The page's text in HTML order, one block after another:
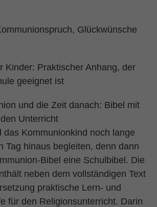
Glückwünsche
Kinder: Praktischer Anhang, der
geeignet ist
und die Zeit danach: Bibel mit
Unterricht
das Kommunionkind noch lange
Tag hinaus begleiten, denn dann
Bibel eine Schulbibel. Die
neben dem vollständigen Text
praktische Lern- und
für den Religionsunterricht. Darin